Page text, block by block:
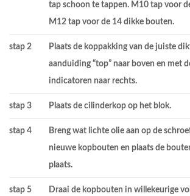
tap schoon te tappen. M10 tap voor
M12 tap voor de 14 dikke bouten.
stap 2
Plaats de koppakking van de juiste
aanduiding “top” naar boven en met
indicatoren naar rechts.
stap 3 Plaats de cilinderkop op het blok.
stap 4
Breng wat lichte olie aan op de
nieuwe kopbouten en plaats de
plaats.
stap 5 Draai de kopbouten in willekeurige